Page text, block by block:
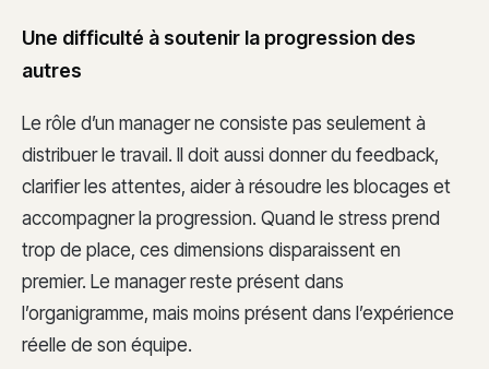
Une difficulté à soutenir la progression des
autres
Le rôle d’un manager ne consiste pas seulement à
distribuer le travail. Il doit aussi donner du feedback,
clarifier les attentes, aider à résoudre les blocages et
accompagner la progression. Quand le stress prend
trop de place, ces dimensions disparaissent en
premier. Le manager reste présent dans
l’organigramme, mais moins présent dans l’expérience
réelle de son équipe.